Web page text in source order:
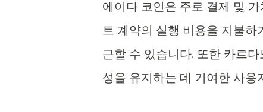
에이다 코인은 주로 결제 및
트 계약의 실행 비용을 지불
근할 수 있습니다. 또한 카르
성을 유지하는 데 기여한 사